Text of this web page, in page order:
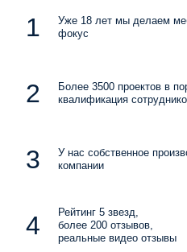
Уже 18 лет мы делаем
фокус
Более 3500 проектов в
квалификация
У нас собственное
компании
Рейтинг 5 звезд,
более 200 отзывов,
реальные видео отзывы